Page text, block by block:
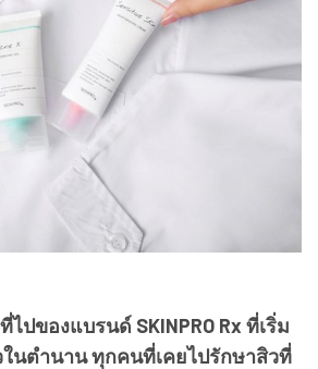
ปของแบรนด์ SKINPRO Rx ที่เริ่ม
นตำนาน ทุกคนที่เคยไปรักษาสิวที่